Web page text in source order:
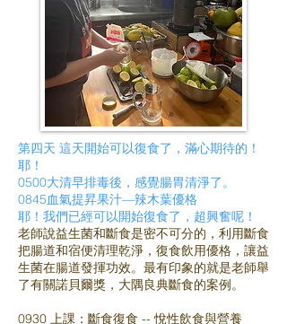
第四天 這天開始可以復食了，滿心期待的！
耶！
0500大清早排毒後，感覺腸胃清淨了。
0845血氣提昇果汁—辣木葉優格
耶！我們已經可以開始復食了，超興奮呢！
老師說益生菌和斷食是密不可分的，利用斷食
把腸道和宿便清理乾淨，復食飲用優格，讓益
生菌在腸道發揮功效。最有印象的就是老師舉
了有關諾貝爾獎，大隅良典斷食的案例。
0930 上課：斷食復食 -- 悅性飲食與營養